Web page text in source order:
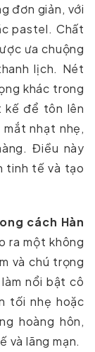
đơn giản, với
pastel. Chất
ưa chuộng
lịch. Nét
khác trong
kế để tôn lên
nhạt nhẹ,
Điều này
tinh tế và tạo
cách Hàn
ra một không
và chú trọng
nổi bật cô
tối nhẹ hoặc
hoàng hôn,
và lãng mạn.